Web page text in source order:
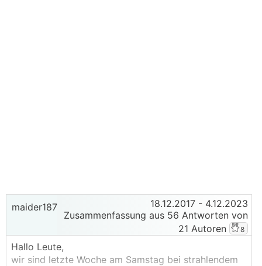
maider187 18.12.2017 - 4.12.2023
Zusammenfassung aus 56 Antworten von
21 Autoren
8
Hallo Leute,
wir sind letzte Woche am Samstag bei strahlendem